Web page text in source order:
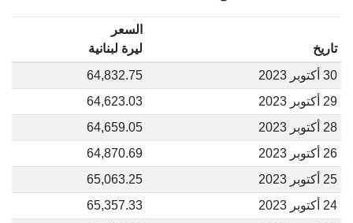
تاريخ
السعر
ليرة لبنانية
30 أكتوبر 2023
64,832.75
29 أكتوبر 2023
64,623.03
28 أكتوبر 2023
64,659.05
26 أكتوبر 2023
64,870.69
25 أكتوبر 2023
65,063.25
24 أكتوبر 2023
65,357.33